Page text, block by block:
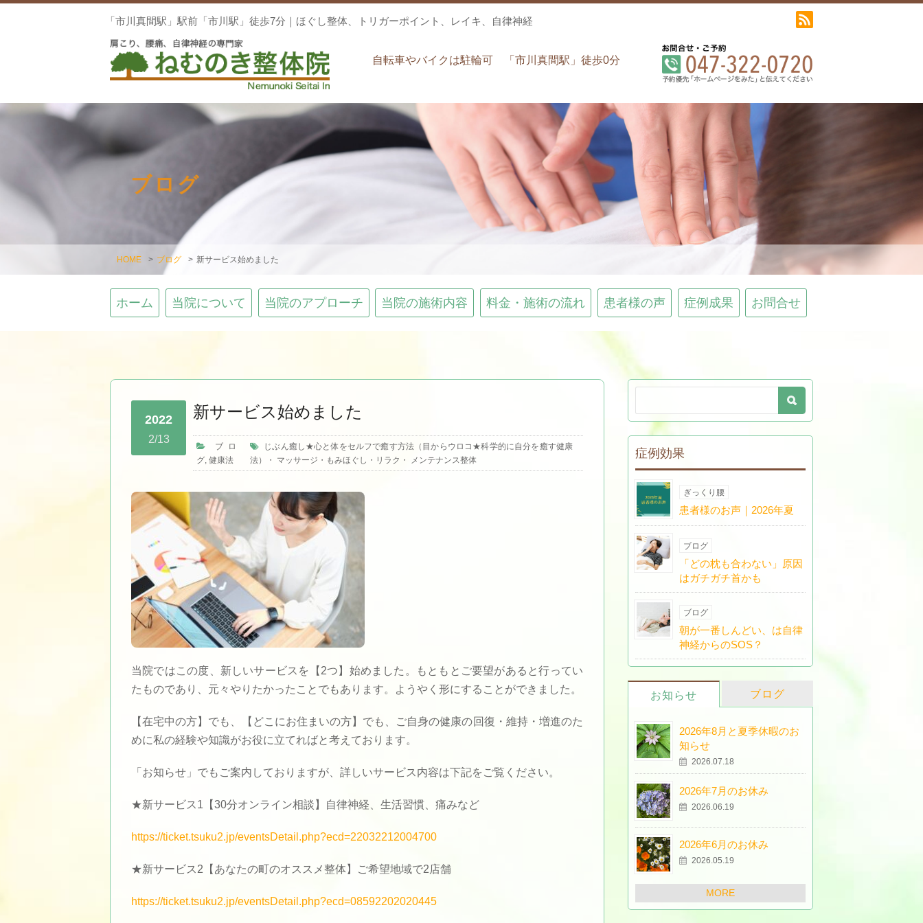
「市川真間駅」駅前「市川駅」徒歩7分｜ほぐし整体、トリガーポイント、レイキ、自律神経
自転車やバイクは駐輪可 「市川真間駅」徒歩0分
ブログ
HOME > ブログ > 新サービス始めました
ホーム 当院について 当院のアプローチ 当院の施術内容 料金・施術の流れ 患者様の声 症例成果 お問合せ
2022
2/13
新サービス始めました
ブロ
グ 健康法
じぶん癒し★心と体をセルフで癒す方法（目からウロコ★科学的に自分を癒す健康
法）
・ マッサージ・もみほぐし・リラク ・ メンテナンス整体
当院ではこの度、新しいサービスを【2つ】始めました。もともとご要望があると行ってい
たものであり、元々やりたかったことでもあります。ようやく形にすることができました。
【在宅中の方】でも、【どこにお住まいの方】でも、ご自身の健康の回復・維持・増進のた
めに私の経験や知識がお役に立てればと考えております。
「お知らせ」でもご案内しておりますが、詳しいサービス内容は下記をご覧ください。
★新サービス1【30分オンライン相談】自律神経、生活習慣、痛みなど
https://ticket.tsuku2.jp/eventsDetail.php?ecd=22032212004700
★新サービス2【あなたの町のオススメ整体】ご希望地域で2店舗
https://ticket.tsuku2.jp/eventsDetail.php?ecd=08592202020445
症例効果
ぎっくり腰
患者様のお声｜2026年夏
ブログ
「どの枕も合わない」原因
はガチガチ首かも
ブログ
朝が一番しんどい、は自律
神経からのSOS？
お知らせ ブログ
2026年8月と夏季休暇のお
知らせ
2026.07.18
2026年7月のお休み
2026.06.19
2026年6月のお休み
2026.05.19
MORE